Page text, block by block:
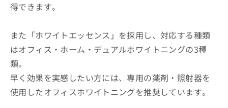
得できます。
また「ホワイトエッセンス」を採用し、対応する種類
はオフィス・ホーム・デュアルホワイトニングの3種
類。
早く効果を実感したい方には、専用の薬剤・照射器を
使用したオフィスホワイトニングを推奨しています。